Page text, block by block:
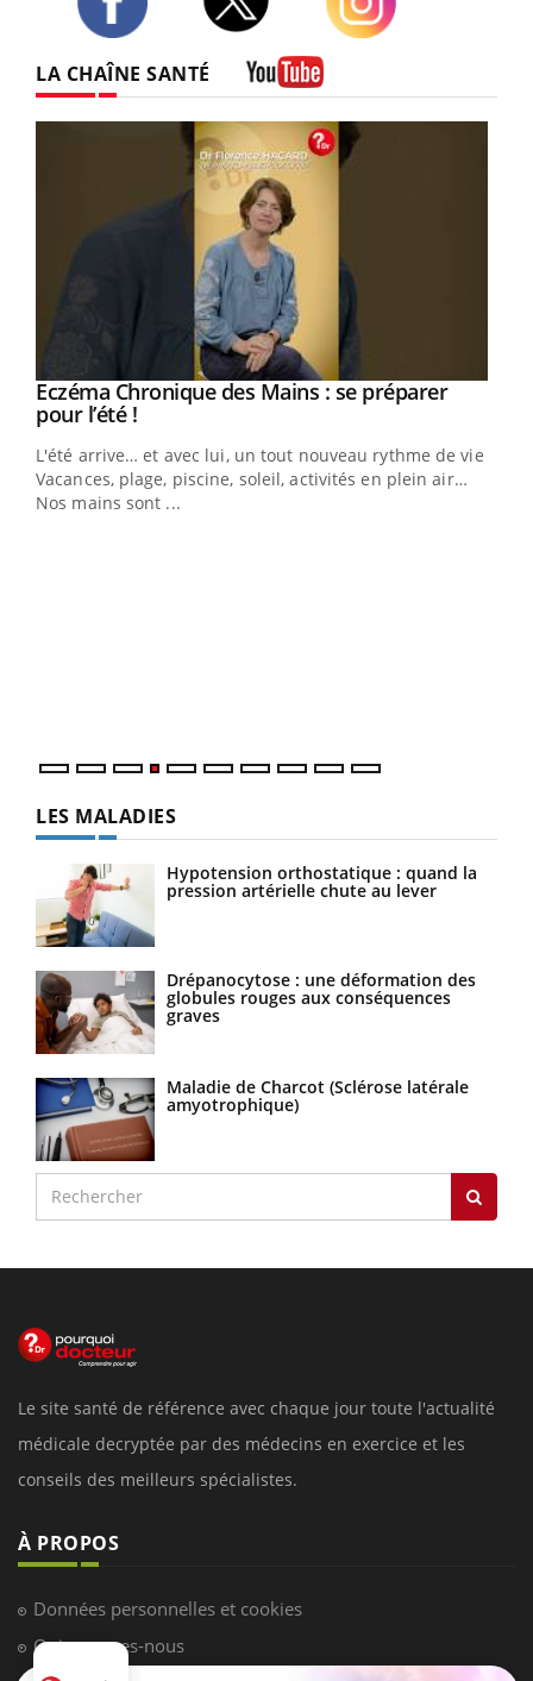
LA CHAÎNE SANTÉ
Youtube
Eczéma Chronique des Mains : se préparer
pour l’été !Youtube
L'été arrive… et avec lui, un tout nouveau rythme de vie !
Vacances, plage, piscine, soleil, activités en plein air…
Nos mains sont ...
LES MALADIES
Hypotension orthostatique : quand la
pression artérielle chute au lever
Drépanocytose : une déformation des
globules rouges aux conséquences
graves
Maladie de Charcot (Sclérose latérale
amyotrophique)
Le site santé de référence avec chaque jour toute l'actualité
médicale decryptée par des médecins en exercice et les
conseils des meilleurs spécialistes.
À PROPOS
Données personnelles et cookies
Qui sommes-nous